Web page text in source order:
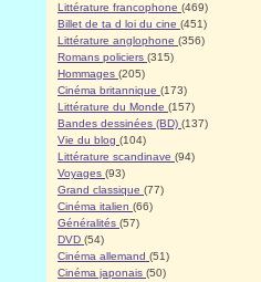
Littérature francophone (469)
Billet de ta d loi du cine (451)
Littérature anglophone (356)
Romans policiers (315)
Hommages (205)
Cinéma britannique (173)
Littérature du Monde (157)
Bandes dessinées (BD) (137)
Vie du blog (104)
Littérature scandinave (94)
Voyages (93)
Grand classique (77)
Cinéma italien (66)
Généralités (57)
DVD (54)
Cinéma allemand (51)
Cinéma japonais (50)